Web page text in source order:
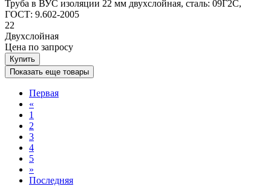
Труба в ВУС изоляции 22 мм двухслойная, сталь: 09Г2С,
ГОСТ: 9.602-2005
22
Двухслойная
Цена по запросу
Купить
Показать еще товары
Первая
«
1
2
3
4
5
»
Последняя